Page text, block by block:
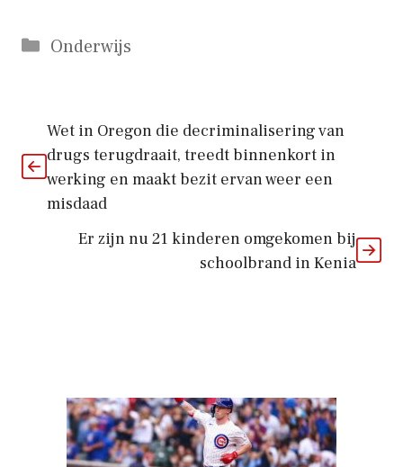
Categorieën
Onderwijs
Wet in Oregon die decriminalisering van
drugs terugdraait, treedt binnenkort in
werking en maakt bezit ervan weer een
misdaad
Er zijn nu 21 kinderen omgekomen bij
schoolbrand in Kenia